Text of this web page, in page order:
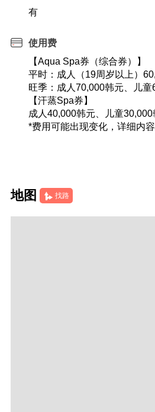
有
使用费
【Aqua Spa券（综合券）】
平时：成人（19周岁以上）
旺季：成人70,000韩元、儿童
【汗蒸Spa券】
成人40,000韩元、儿童30,000
*费用可能出现变化，详细内
地图 找路